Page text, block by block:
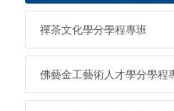
禪茶文化學分學程專班
佛藝金工藝術人才學分學程